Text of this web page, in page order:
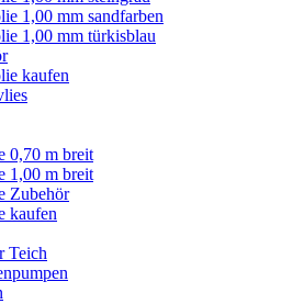
1,00 mm sandfarben
1,00 mm türkisblau
kaufen
0,70 m breit
1,00 m breit
Zubehör
kaufen
Teich